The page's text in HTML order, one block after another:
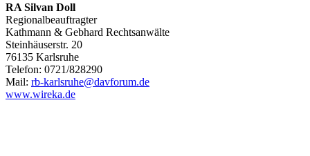
RA Silvan Doll
Regionalbeauftragter
Kathmann & Gebhard Rechtsanwälte
Steinhäuserstr. 20
76135 Karlsruhe
Telefon: 0721/828290
Mail: rb-karlsruhe@davforum.de
www.wireka.de